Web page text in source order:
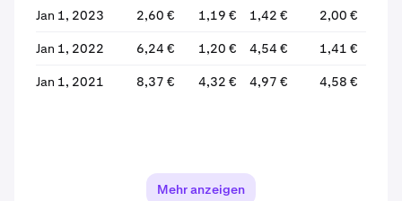
Jan 1, 2023 2,60 € 1,19 € 1,42 € 2,00 €
Jan 1, 2022 6,24 € 1,20 € 4,54 € 1,41 €
Jan 1, 2021 8,37 € 4,32 € 4,97 € 4,58 €
Mehr anzeigen